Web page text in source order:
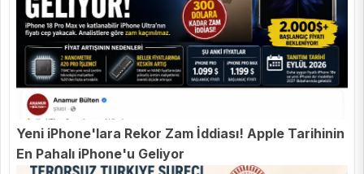
Yeni iPhone'lara Rekor Zam İddiası! Apple Tarihinin
En Pahalı iPhone'u Geliyor